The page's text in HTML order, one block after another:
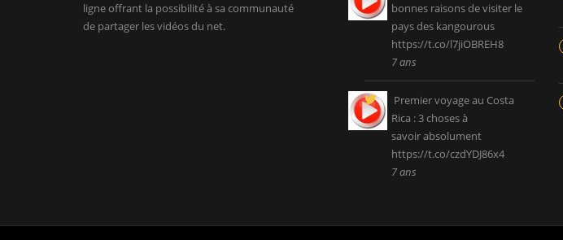
ligne offrant la possibilité à sa communauté
de partager les vidéos du net.
bonnes raisons de visiter le
pays des kangourous
https://t.co/l7jiOBREH8
7 ans
Premier voyage au Costa
Rica : 3 choses à
savoir absolument
https://t.co/czdYDJ86x4
7 ans